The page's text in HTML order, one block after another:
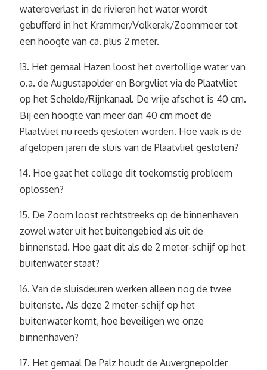
wateroverlast in de rivieren het water wordt
gebufferd in het Krammer/Volkerak/Zoommeer tot
een hoogte van ca. plus 2 meter.
13. Het gemaal Hazen loost het overtollige water van
o.a. de Augustapolder en Borgvliet via de Plaatvliet
op het Schelde/Rijnkanaal. De vrije afschot is 40 cm.
Bij een hoogte van meer dan 40 cm moet de
Plaatvliet nu reeds gesloten worden. Hoe vaak is de
afgelopen jaren de sluis van de Plaatvliet gesloten?
14. Hoe gaat het college dit toekomstig probleem
oplossen?
15. De Zoom loost rechtstreeks op de binnenhaven
zowel water uit het buitengebied als uit de
binnenstad. Hoe gaat dit als de 2 meter-schijf op het
buitenwater staat?
16. Van de sluisdeuren werken alleen nog de twee
buitenste. Als deze 2 meter-schijf op het
buitenwater komt, hoe beveiligen we onze
binnenhaven?
17. Het gemaal De Palz houdt de Auvergnepolder